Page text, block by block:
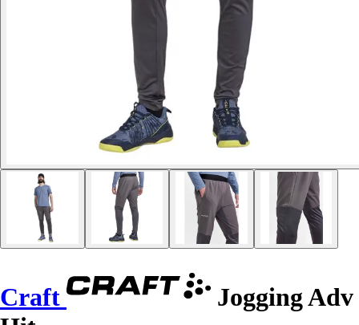
Craft
Jogging Adv